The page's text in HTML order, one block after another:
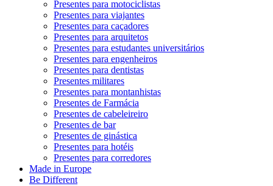
Presentes para motociclistas
Presentes para viajantes
Presentes para caçadores
Presentes para arquitetos
Presentes para estudantes universitários
Presentes para engenheiros
Presentes para dentistas
Presentes militares
Presentes para montanhistas
Presentes de Farmácia
Presentes de cabeleireiro
Presentes de bar
Presentes de ginástica
Presentes para hotéis
Presentes para corredores
Made in Europe
Be Different